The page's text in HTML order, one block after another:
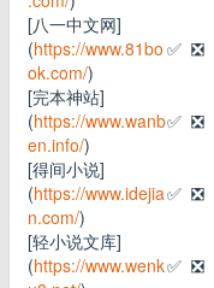
[八一中文网]
(https://www.81bo
ok.com/)
✅ ❎
[完本神站]
(https://www.wanb
en.info/)
✅ ❎
[得间小说]
(https://www.idejia
n.com/)
✅ ❎
[轻小说文库]
(https://www.wenk✅ ❎